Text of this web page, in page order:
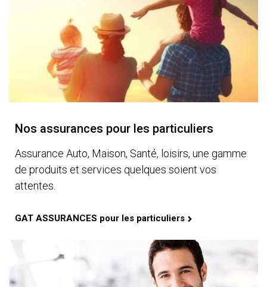
Nos assurances pour les particuliers
Assurance Auto, Maison, Santé, loisirs, une gamme
de produits et services quelques soient vos
attentes.
GAT ASSURANCES pour les particuliers